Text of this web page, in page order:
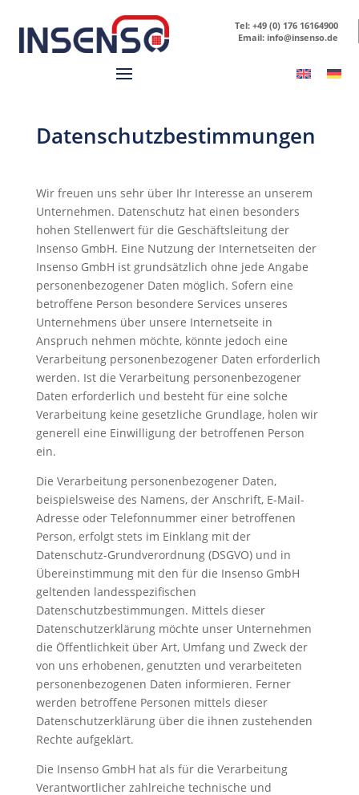
Tel: +49 (0) 176 16164900
Email: info@insenso.de
Datenschutzbestimmungen
Wir freuen uns sehr über Ihr Interesse an unserem
Unternehmen. Datenschutz hat einen besonders
hohen Stellenwert für die Geschäftsleitung der
Insenso GmbH. Eine Nutzung der Internetseiten der
Insenso GmbH ist grundsätzlich ohne jede Angabe
personenbezogener Daten möglich. Sofern eine
betroffene Person besondere Services unseres
Unternehmens über unsere Internetseite in
Anspruch nehmen möchte, könnte jedoch eine
Verarbeitung personenbezogener Daten erforderlich
werden. Ist die Verarbeitung personenbezogener
Daten erforderlich und besteht für eine solche
Verarbeitung keine gesetzliche Grundlage, holen wir
generell eine Einwilligung der betroffenen Person
ein.
Die Verarbeitung personenbezogener Daten,
beispielsweise des Namens, der Anschrift, E-Mail-
Adresse oder Telefonnummer einer betroffenen
Person, erfolgt stets im Einklang mit der
Datenschutz-Grundverordnung (DSGVO) und in
Übereinstimmung mit den für die Insenso GmbH
geltenden landesspezifischen
Datenschutzbestimmungen. Mittels dieser
Datenschutzerklärung möchte unser Unternehmen
die Öffentlichkeit über Art, Umfang und Zweck der
von uns erhobenen, genutzten und verarbeiteten
personenbezogenen Daten informieren. Ferner
werden betroffene Personen mittels dieser
Datenschutzerklärung über die ihnen zustehenden
Rechte aufgeklärt.
Die Insenso GmbH hat als für die Verarbeitung
Verantwortlicher zahlreiche technische und